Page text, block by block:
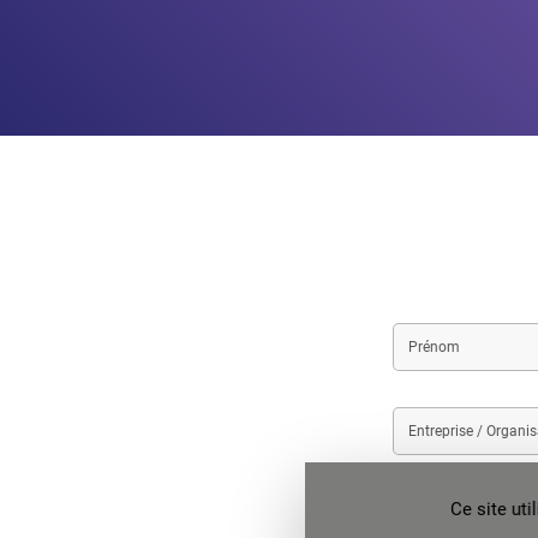
First
name
Entreprise
Organisation
TéléphoneCe site